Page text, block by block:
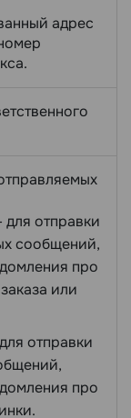
адрес
для отправки
сообщений,
про
или
отправки
про